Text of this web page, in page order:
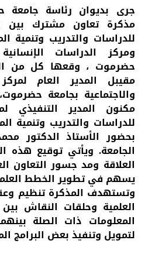
جرى بديوان رئاسة جامعة
مذكرة تعاون مشترك
للدراسات والتدريب وتنمية
ومركز الدراسات
حضرموت ، وقعها كل من
مقيبل المدير العام
والاجتماعية بجامعة
مكنون المدير التنفيذي
للدراسات والتدريب وتنمية
بحضور الأستاذ الدكتور
الجامعة. ويأتي توقيع هذه
العلاقة ومد جسور التعاون
يسهم في تطوير الخطط
وتستهدف المذكرة تنظيم
العلمية وحلقات النقاش بين
المعلومات ذات الصلة
لتمويل وتنفيذ بعض البرامج